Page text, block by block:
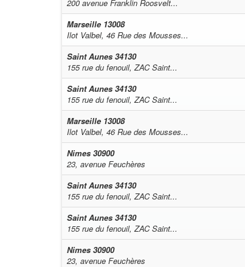
200 avenue Franklin Roosvelt...
Marseille 13008
Ilot Valbel, 46 Rue des Mousses...
Saint Aunes 34130
155 rue du fenouil, ZAC Saint...
Saint Aunes 34130
155 rue du fenouil, ZAC Saint...
Marseille 13008
Ilot Valbel, 46 Rue des Mousses...
Nimes 30900
23, avenue Feuchères
Saint Aunes 34130
155 rue du fenouil, ZAC Saint...
Saint Aunes 34130
155 rue du fenouil, ZAC Saint...
Nimes 30900
23, avenue Feuchères